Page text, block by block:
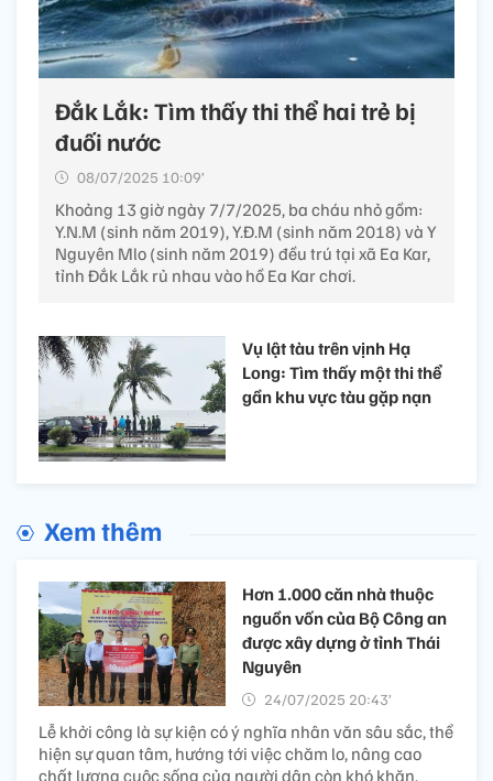
Đắk Lắk: Tìm thấy thi thể hai trẻ bị
đuối nước
08/07/2025 10:09’
Khoảng 13 giờ ngày 7/7/2025, ba cháu nhỏ gồm:
Y.N.M (sinh năm 2019), Y.Đ.M (sinh năm 2018) và Y
Nguyên Mlo (sinh năm 2019) đều trú tại xã Ea Kar,
tỉnh Đắk Lắk rủ nhau vào hồ Ea Kar chơi.
Vụ lật tàu trên vịnh Hạ
Long: Tìm thấy một thi thể
gần khu vực tàu gặp nạn
Xem thêm
Hơn 1.000 căn nhà thuộc
nguồn vốn của Bộ Công an
được xây dựng ở tỉnh Thái
Nguyên
24/07/2025 20:43’
Lễ khởi công là sự kiện có ý nghĩa nhân văn sâu sắc, thể
hiện sự quan tâm, hướng tới việc chăm lo, nâng cao
chất lượng cuộc sống của người dân còn khó khăn,